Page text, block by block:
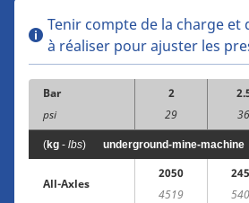
Tenir compte de la charge et
à réaliser pour ajuster les
Bar
psi
2
29
36
(kg - lbs) underground-mine-machine
All-Axles
2050
4519